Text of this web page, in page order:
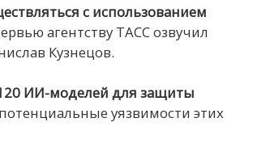
с использованием
агентству ТАСС озвучил
Кузнецов.
ИИ-моделей для защиты
уязвимости этих